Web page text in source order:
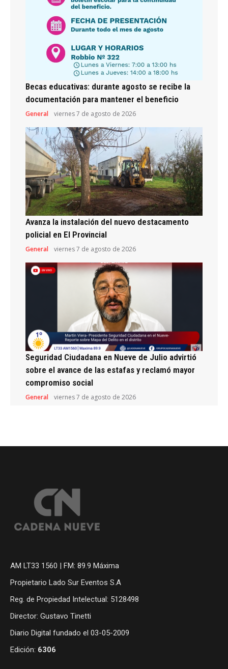
Becas educativas: durante agosto se recibe la
documentación para mantener el beneficio
General viernes 7 de agosto de 2026
Avanza la instalación del nuevo destacamento
policial en El Provincial
General viernes 7 de agosto de 2026
Seguridad Ciudadana en Nueve de Julio advirtió
sobre el avance de las estafas y reclamó mayor
compromiso social
General viernes 7 de agosto de 2026
AM LT33 1560 | FM: 89.9 Máxima
Propietario Lado Sur Eventos S.A
Reg. de Propiedad Intelectual: 5128498
Director: Gustavo Tinetti
Diario Digital fundado el 03-05-2009
Edición: 6306